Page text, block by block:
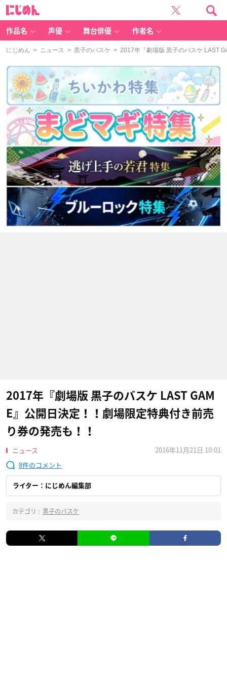
作品名 声優 舞台俳優 作者名
にじめん > ニュース > 黒子のバスケ > 2017年『劇場版 黒子のバスケ LAST
2017年『劇場版 黒子のバスケ LAST GAM
E』公開日決定！！劇場限定特典付き前売
り券の発売も！！
ニュース
2016年11月21日 10:01
8
ライター：にじめん編集部
カテゴリ : 黒子のバスケ